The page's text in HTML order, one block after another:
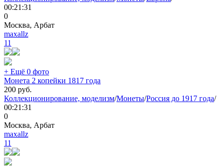
00:21:31
0
Москва, Арбат
maxallz
11
+ Ещё 0 фото
Монета 2 копейки 1817 года
200 руб.
Коллекционирование, моделизм/Монеты/Россия до 1917 года/
00:21:31
0
Москва, Арбат
maxallz
11